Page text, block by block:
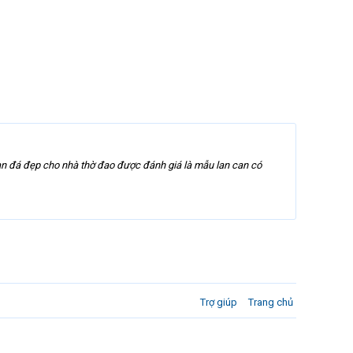
đá đẹp cho nhà thờ đao được đánh giá là mẫu lan can có
Trợ giúp Trang chủ